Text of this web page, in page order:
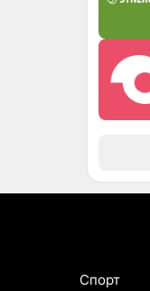
Спорт